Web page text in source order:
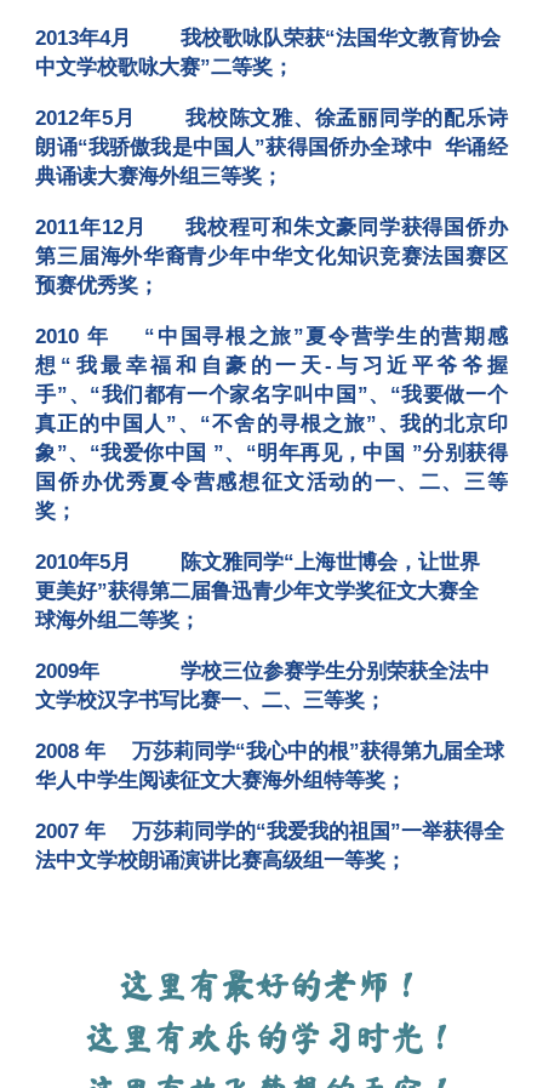
2013年4月
我校歌咏队荣获“法国华文教育协会
中文学校歌咏大赛”二等奖 ；
2012年5月
我校陈文雅、徐孟丽同学的配乐诗
朗诵“我骄傲我是中国人”获得国侨办全球中 华诵经
典诵读大赛海外组三等奖 ；
2011年12月
我校程可和朱文豪同学获得国侨办
第三届海外华裔青少年中华文化知识竞赛法国赛区
预赛优秀奖 ；
2010 年
“中国寻根之旅”夏令营学生的营期感
想“我最幸福和自豪的一天-与习近平爷爷握
手”、“我们都有一个家名字叫中国”、“我要做一个
真正的中国人”、“不舍的寻根之旅”、我的北京印
象”、“我爱你中国 ”、“明年再见，中国 ”分别获得
国侨办优秀夏令营感想征文活动的一、二、三等
奖 ；
2010年5月
陈文雅同学“上海世博会，让世界
更美好”获得第二届鲁迅青少年文学奖征文大赛全
球海外组二等奖 ；
2009年
学校三位参赛学生分别荣获全法中
文学校汉字书写比赛一、二、三等奖 ；
2008 年
万莎莉同学“我心中的根”获得第九届全球
华人中学生阅读征文大赛海外组特等奖 ；
2007 年
万莎莉同学的“我爱我的祖国”一举获得全
法中文学校朗诵演讲比赛高级组一等奖 ；
这里有最好的老师！
这里有欢乐的学习时光！